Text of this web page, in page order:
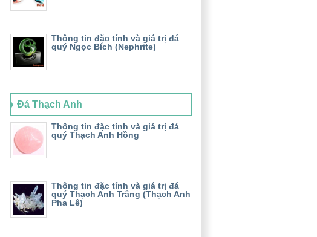
Thông tin đặc tính và giá trị đá
quý Ngọc Bích (Nephrite)
Đá Thạch Anh
Thông tin đặc tính và giá trị đá
quý Thạch Anh Hồng
Thông tin đặc tính và giá trị đá
quý Thạch Anh Trắng (Thạch Anh
Pha Lê)